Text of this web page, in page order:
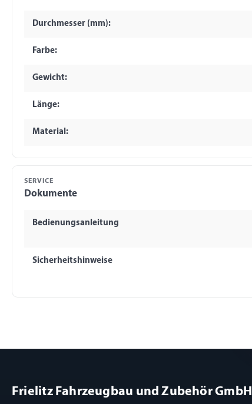
Durchmesser (mm):
Farbe:
Gewicht:
Länge:
Material:
SERVICE
Dokumente
Bedienungsanleitung
Sicherheitshinweise
Frielitz Fahrzeugbau und Zubehör GmbH